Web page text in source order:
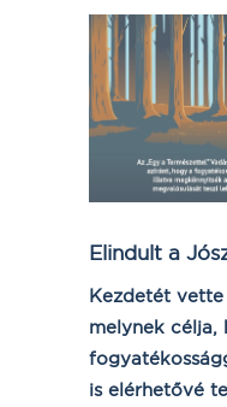
Elindult a
Kezdetét
melynek célja,
is elérhetővé